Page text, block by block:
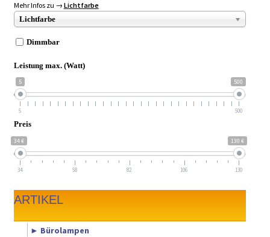
Mehr Infos zu → Lichtfarbe
Lichtfarbe
Dimmbar
Leistung max. (Watt)
5 500
5 500
Preis
34 € 130 €
34 58 82 106 130
ARTIKEL
► Bürolampen